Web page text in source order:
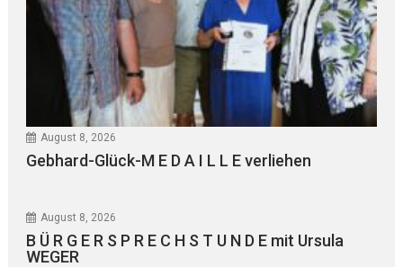
August 8, 2026
Gebhard-Glück-M E D A I L L E verliehen
August 8, 2026
B Ü R G E R S P R E C H S T U N D E mit Ursula
WEGER